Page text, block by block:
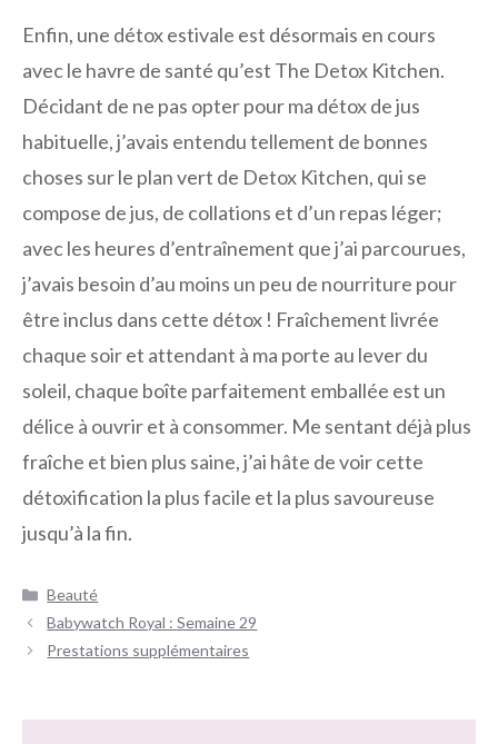
Enfin, une détox estivale est désormais en cours
avec le havre de santé qu’est The Detox Kitchen.
Décidant de ne pas opter pour ma détox de jus
habituelle, j’avais entendu tellement de bonnes
choses sur le plan vert de Detox Kitchen, qui se
compose de jus, de collations et d’un repas léger;
avec les heures d’entraînement que j’ai parcourues,
j’avais besoin d’au moins un peu de nourriture pour
être inclus dans cette détox ! Fraîchement livrée
chaque soir et attendant à ma porte au lever du
soleil, chaque boîte parfaitement emballée est un
délice à ouvrir et à consommer. Me sentant déjà plus
fraîche et bien plus saine, j’ai hâte de voir cette
détoxification la plus facile et la plus savoureuse
jusqu’à la fin.
Catégories
Beauté
Navigation
des
Babywatch Royal : Semaine 29
Prestations supplémentaires